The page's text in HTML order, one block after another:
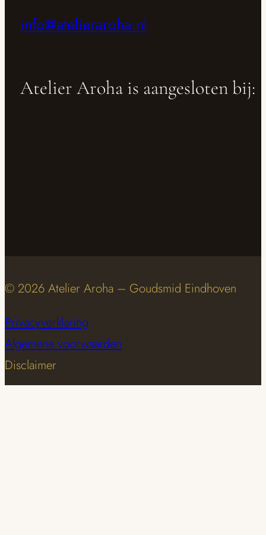
info@atelieraroha.nl
Atelier Aroha is aangesloten bij:
© 2026 Atelier Aroha – Goudsmid Eindhoven
Privacyverklaring
Algemene voorwaarden
Disclaimer